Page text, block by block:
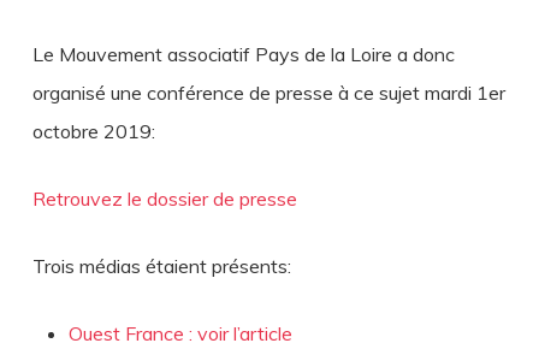
Le Mouvement associatif Pays de la Loire a donc
organisé une conférence de presse à ce sujet mardi 1er
octobre 2019:
Retrouvez le dossier de presse
Trois médias étaient présents:
Ouest France : voir l’article